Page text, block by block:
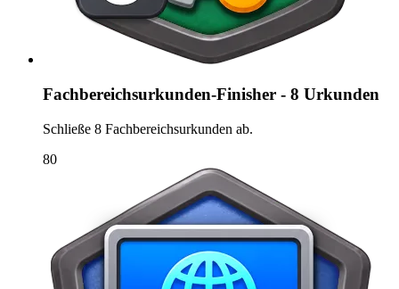
Fachbereichsurkunden-Finisher - 8 Urkunden
Schließe 8 Fachbereichsurkunden ab.
80